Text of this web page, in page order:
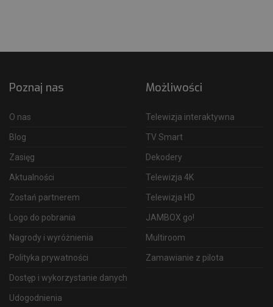
Poznaj nas
O nas
Blog
Zasięg
Aktualności
Zostań partnerem
Logo do pobrania
Nagrody i wyróżnienia
Polityka prywatności
Dostęp i wykorzystanie danych
Udogodnienia
Możliwości
Telewizja interaktywna
TV Smart
Dekodery
Telewizja 4K
Telewizja HD
JAMBOX go!
Multiroom
Zamawianie z pilota